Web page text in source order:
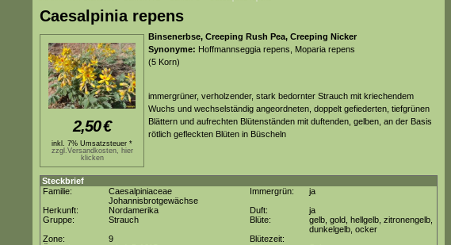
Caesalpinia repens
2,50€
inkl. 7% Umsatzsteuer *
zzgl.Versandkosten, hier
klicken
Binsenerbse, Creeping Rush Pea, Creeping Nicker
Synonyme: Hoffmannseggia repens, Moparia repens
(5 Korn)
immergrüner, verholzender, stark bedornter Strauch mit kriechendem
Wuchs und wechselständig angeordneten, doppelt gefiederten, tiefgrünen
Blättern und aufrechten Blütenständen mit duftenden, gelben, an der Basis
rötlich gefleckten Blüten in Büscheln
Steckbrief
Familie:
Caesalpiniaceae
Johannisbrotgewächse
Immergrün:
ja
Herkunft:
Nordamerika Duft:
ja
Gruppe:
Strauch Blüte:
gelb, gold, hellgelb, zitronengelb,
dunkelgelb, ocker
Zone:
9
Blütezeit: